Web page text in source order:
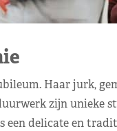
Haar jurk,
zijn unieke
een delicate en